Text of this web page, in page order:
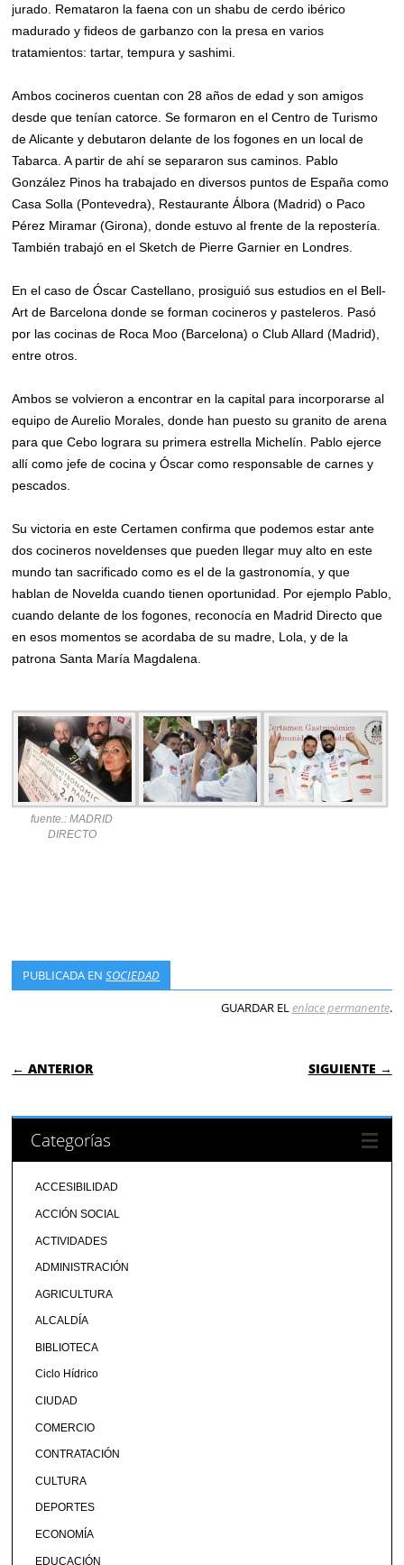
jurado. Remataron la faena con un shabu de cerdo ibérico
madurado y fideos de garbanzo con la presa en varios
tratamientos: tartar, tempura y sashimi.
Ambos cocineros cuentan con 28 años de edad y son amigos
desde que tenían catorce. Se formaron en el Centro de Turismo
de Alicante y debutaron delante de los fogones en un local de
Tabarca. A partir de ahí se separaron sus caminos. Pablo
González Pinos ha trabajado en diversos puntos de España como
Casa Solla (Pontevedra), Restaurante Álbora (Madrid) o Paco
Pérez Miramar (Girona), donde estuvo al frente de la repostería.
También trabajó en el Sketch de Pierre Garnier en Londres.
En el caso de Óscar Castellano, prosiguió sus estudios en el Bell-
Art de Barcelona donde se forman cocineros y pasteleros. Pasó
por las cocinas de Roca Moo (Barcelona) o Club Allard (Madrid),
entre otros.
Ambos se volvieron a encontrar en la capital para incorporarse al
equipo de Aurelio Morales, donde han puesto su granito de arena
para que Cebo lograra su primera estrella Michelín. Pablo ejerce
allí como jefe de cocina y Óscar como responsable de carnes y
pescados.
Su victoria en este Certamen confirma que podemos estar ante
dos cocineros noveldenses que pueden llegar muy alto en este
mundo tan sacrificado como es el de la gastronomía, y que
hablan de Novelda cuando tienen oportunidad. Por ejemplo Pablo,
cuando delante de los fogones, reconocía en Madrid Directo que
en esos momentos se acordaba de su madre, Lola, y de la
patrona Santa María Magdalena.
fuente.: MADRID
DIRECTO
PUBLICADA ENSOCIEDAD
GUARDAR ELenlace permanente.
NAVEGACIÓN DE ENTRADAS
← ANTERIOR SIGUIENTE →
Categorías
ACCESIBILIDAD
ACCIÓN SOCIAL
ACTIVIDADES
ADMINISTRACIÓN
AGRICULTURA
ALCALDÍA
BIBLIOTECA
Ciclo Hídrico
CIUDAD
COMERCIO
CONTRATACIÓN
CULTURA
DEPORTES
ECONOMÍA
EDUCACIÓN